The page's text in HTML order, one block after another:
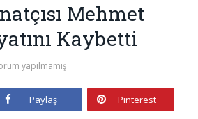
Mehmet
Kaybetti
yapılmamış
Paylaş Pinterest